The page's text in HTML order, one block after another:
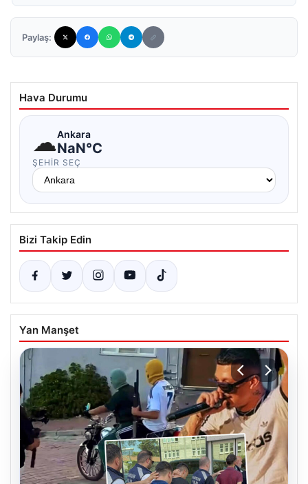
Paylaş:
Hava Durumu
☁Ankara
NaN°C
ŞEHIR SEÇ
Bizi Takip Edin
Yan Manşet